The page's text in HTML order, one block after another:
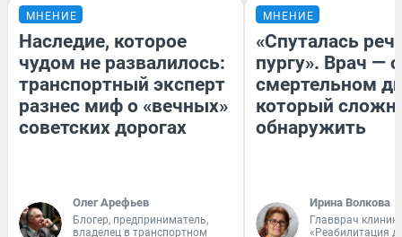
МНЕНИЕ
Наследие, которое
чудом не развалилось:
транспортный эксперт
разнес миф о «вечных»
советских дорогах
Олег Арефьев
Блогер, предприниматель,
владелец в транспортном
МНЕНИЕ
«Спуталась
пургу». Врач — о
смертельном
который
обнаружить
Ирина Волкова
Главврач
«Реабилитация